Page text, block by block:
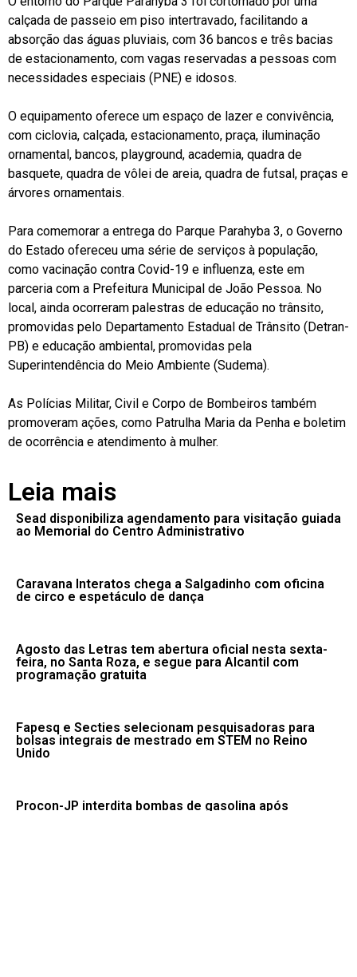
calçada de passeio em piso intertravado, facilitando a
absorção das águas pluviais, com 36 bancos e três bacias
de estacionamento, com vagas reservadas a pessoas com
necessidades especiais (PNE) e idosos.
O equipamento oferece um espaço de lazer e convivência,
com ciclovia, calçada, estacionamento, praça, iluminação
ornamental, bancos, playground, academia, quadra de
basquete, quadra de vôlei de areia, quadra de futsal, praças e
árvores ornamentais.
Para comemorar a entrega do Parque Parahyba 3, o Governo
do Estado ofereceu uma série de serviços à população,
como vacinação contra Covid-19 e influenza, este em
parceria com a Prefeitura Municipal de João Pessoa. No
local, ainda ocorreram palestras de educação no trânsito,
promovidas pelo Departamento Estadual de Trânsito (Detran-
PB) e educação ambiental, promovidas pela
Superintendência do Meio Ambiente (Sudema).
As Polícias Militar, Civil e Corpo de Bombeiros também
promoveram ações, como Patrulha Maria da Penha e boletim
de ocorrência e atendimento à mulher.
Leia mais
Sead disponibiliza agendamento para visitação guiada
ao Memorial do Centro Administrativo
Caravana Interatos chega a Salgadinho com oficina
de circo e espetáculo de dança
Agosto das Letras tem abertura oficial nesta sexta-
feira, no Santa Roza, e segue para Alcantil com
programação gratuita
Fapesq e Secties selecionam pesquisadoras para
bolsas integrais de mestrado em STEM no Reino
Unido
Procon-JP interdita bombas de gasolina após